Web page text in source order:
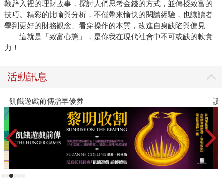
鞭辟入裡的理財故事，探討人們思考金錢的方式，並傳授致富的
技巧。精彩的比喻與分析，不僅帶來愉快的閱讀經驗，也讓讀者
學到更好的財務觀念、看穿操作的本質，改進自身缺陷與偏見
——這就是「致富心態」，是你我在現代社會中不可或缺的軟實
力！
活動訊息
讀懂全球首富極限思維